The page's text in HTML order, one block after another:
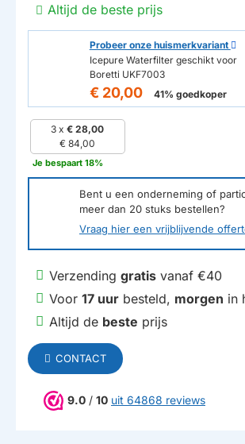
Altijd de beste prijs
Probeer onze huismerkvariant
Icepure Waterfilter geschikt voor
Boretti UKF7003
€ 20,00 41% goedkoper
3 x€ 28,00
€ 84,00
Je bespaart 18%
Bent u een onderneming of
meer dan 20 stuks bestellen?
Vraag hier een vrijblijvende
Verzending gratis vanaf €40
Voor 17 uur besteld, morgen in
Altijd de beste prijs
CONTACT
9.0 / 10 uit 64868 reviews